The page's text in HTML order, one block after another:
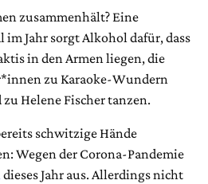
zusammenhält? Eine
im Jahr sorgt Alkohol dafür, dass
in den Armen liegen, die
zu Karaoke-Wundern
Helene Fischer tanzen.
schwitzige Hände
Wegen der Corona-Pandemie
dieses Jahr aus. Allerdings nicht